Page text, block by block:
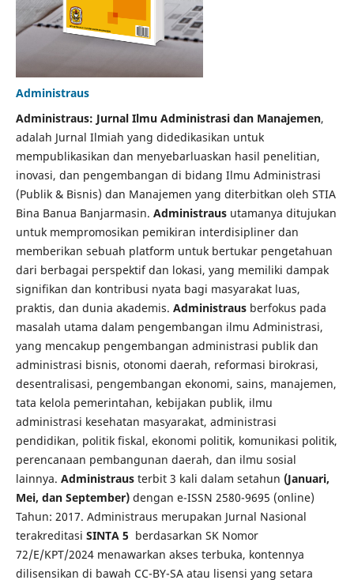
Administraus
Administraus: Jurnal Ilmu Administrasi dan Manajemen,
adalah Jurnal Ilmiah yang didedikasikan untuk
mempublikasikan dan menyebarluaskan hasil penelitian,
inovasi, dan pengembangan di bidang Ilmu Administrasi
(Publik & Bisnis) dan Manajemen yang diterbitkan oleh STIA
Bina Banua Banjarmasin. Administrausutamanya ditujukan
untuk mempromosikan pemikiran interdisipliner dan
memberikan sebuah platform untuk bertukar pengetahuan
dari berbagai perspektif dan lokasi, yang memiliki dampak
signifikan dan kontribusi nyata bagi masyarakat luas,
praktis, dan dunia akademis. Administrausberfokus pada
masalah utama dalam pengembangan ilmu Administrasi,
yang mencakup pengembangan administrasi publik dan
administrasi bisnis, otonomi daerah, reformasi birokrasi,
desentralisasi, pengembangan ekonomi, sains, manajemen,
tata kelola pemerintahan, kebijakan publik, ilmu
administrasi kesehatan masyarakat, administrasi
pendidikan, politik fiskal, ekonomi politik, komunikasi politik,
perencanaan pembangunan daerah, dan ilmu sosial
lainnya. Administrausterbit 3 kali dalam setahun (Januari,
Mei, dan September)dengan e-ISSN 2580-9695 (online)
Tahun: 2017. Administraus merupakan Jurnal Nasional
terakreditasi SINTA 5 berdasarkan SK Nomor
72/E/KPT/2024 menawarkan akses terbuka, kontennya
dilisensikan di bawah CC-BY-SA atau lisensi yang setara